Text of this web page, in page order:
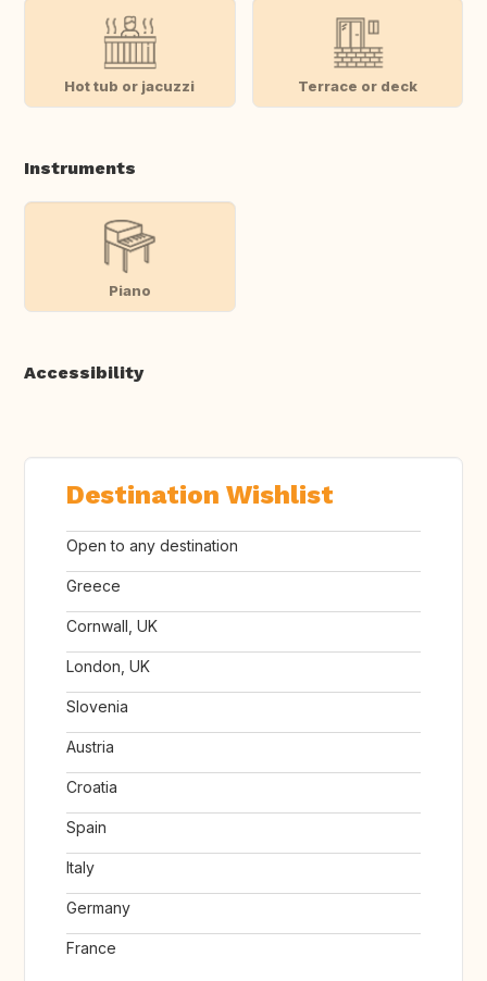
Hot tub or jacuzzi Terrace or deck
Instruments
Piano
Accessibility
Destination Wishlist
Open to any destination
Greece
Cornwall, UK
London, UK
Slovenia
Austria
Croatia
Spain
Italy
Germany
France